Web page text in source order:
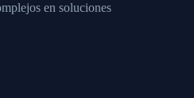
en soluciones